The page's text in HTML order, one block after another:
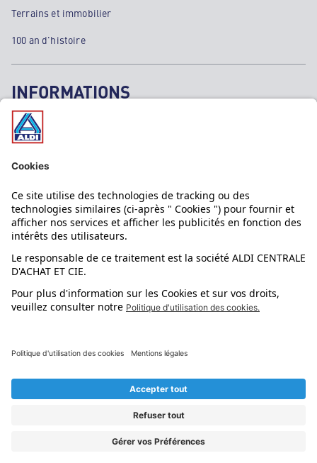
Terrains et immobilier
100 an d'histoire
INFORMATIONS
Mentions légales
SAV & Garantie ALDI
Aide & Contact
Suivez-nous !
* Textes avec astérisque et informations juridiques